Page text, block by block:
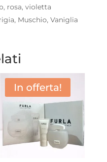
rosa, violetta
Muschio, Vaniglia
In offerta!